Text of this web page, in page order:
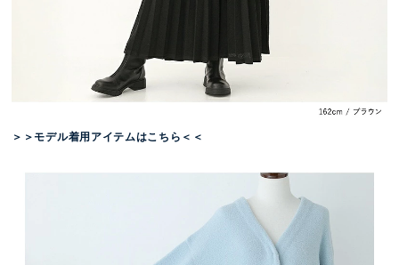
＞＞モデル着用アイテムはこちら＜＜